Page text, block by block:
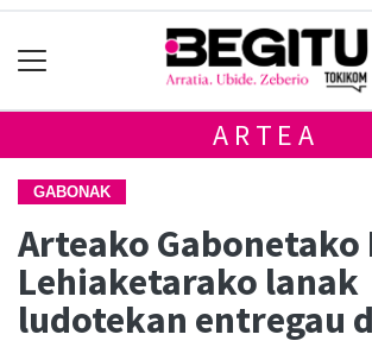
ARTEA
GABONAK
Arteako Gabonetako
Lehiaketarako lanak
ludotekan entregau